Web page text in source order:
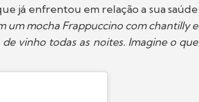
já enfrentou em relação a sua saúde
um mocha Frappuccino com chantilly e
vinho todas as noites. Imagine o que